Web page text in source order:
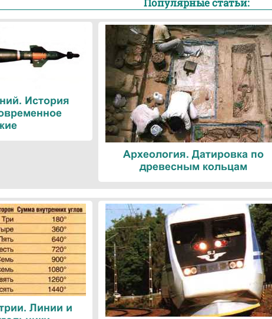
История
Археология. Датировка по
древесным кольцам
Линии и